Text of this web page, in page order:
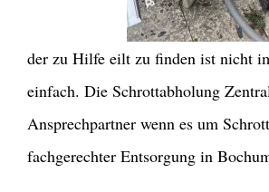
der zu Hilfe eilt zu finden ist nicht
einfach. Die Schrottabholung
Ansprechpartner wenn es um
fachgerechter Entsorgung in